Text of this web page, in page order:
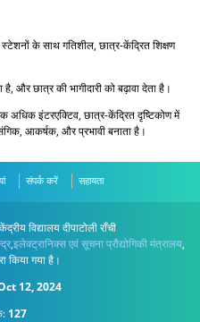
के साथ गतिशील, छात्र-केंद्रित शिक्षण
और छात्र की भागीदारी को बढ़ावा देता है।
अधिक इंटरएक्टिव, छात्र-केंद्रित दृष्टिकोण में
आकर्षक, और प्रभावी बनाता है।
संपर्क करें सहायता
विद्यालय दीपाटोली राँची
,इलेक्ट्रानिक्स एवं सूचना प्रौद्योगिकी मंत्रालय,
किया गया है।
12, 2024
127